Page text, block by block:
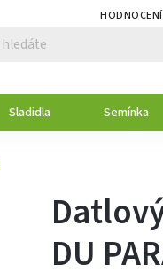
Sladidla Semínka
DU